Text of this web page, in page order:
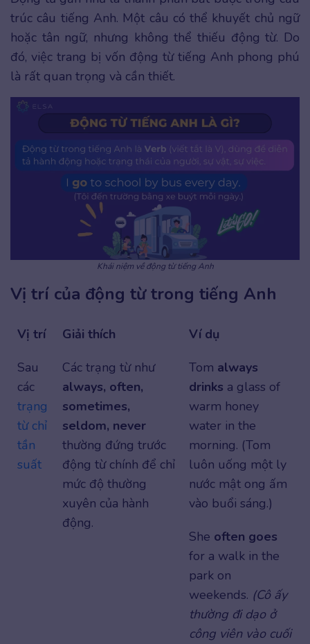
trúc câu tiếng Anh. Một câu có thể khuyết chủ ngữ
hoặc tân ngữ, nhưng không thể thiếu động từ. Do
đó, việc trang bị vốn động từ tiếng Anh phong phú
là rất quan trọng và cần thiết.
Khái niệm về động từ tiếng Anh
Vị trí của động từ trong tiếng Anh
Vị trí Giải thích
Ví dụ
Sau
các
trạng
từ chỉ
tần
suất
Các trạng từ như
always, often,
sometimes,
seldom, never
thường đứng trước
động từ chính để chỉ
mức độ thường
xuyên của hành
động.
Tom always
drinks a glass of
warm honey
water in the
morning. (Tom
luôn uống một ly
nước mật ong ấm
vào buổi sáng.)
She often goes
for a walk in the
park on
weekends. (Cô ấy
thường đi dạo ở
công viên vào cuối